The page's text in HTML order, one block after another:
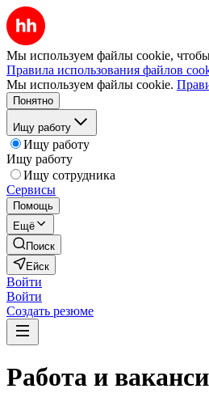
Мы используем файлы cookie, чтобы
Правила использования файлов
Мы используем файлы cookie.
Понятно
Ищу работу
Ищу работу
Ищу работу
Ищу сотрудника
Сервисы
Помощь
Ещё
Поиск
Ейск
Войти
Войти
Создать резюме
Работа и